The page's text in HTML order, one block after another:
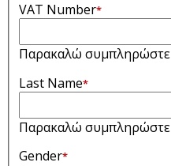
VAT Number*
Παρακαλώ συμπληρώστε
Last Name*
Παρακαλώ συμπληρώστε
Gender*